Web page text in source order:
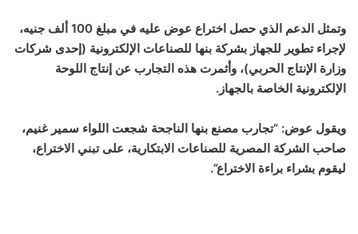
وتمثل الدعم الذي حصل اختراع عوض عليه في مبلغ 100 ألف جنيه،
لإجراء تطوير للجهاز بشركة بنها للصناعات الإلكترونية (إحدى شركات
وزارة الإنتاج الحربي)، وأثمرت هذه التجارب عن إنتاج اللوحة
الإلكترونية الخاصة بالجهاز.
ويقول عوض: “تجارب مصنع بنها الناجحة شجعت اللواء سمير غنيم،
صاحب الشركة المصرية للصناعات الابتكارية، على تبني الاختراع،
ليقوم بشراء براءة الاختراع”.